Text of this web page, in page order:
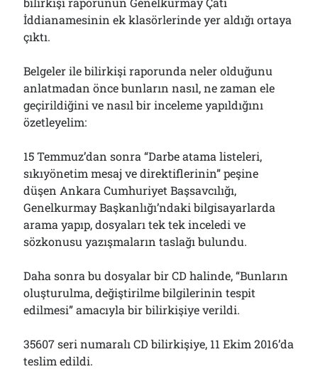
İddianamesinin ek klasörlerinde yer aldığı ortaya
çıktı.
Belgeler ile bilirkişi raporunda neler olduğunu
anlatmadan önce bunların nasıl, ne zaman ele
geçirildiğini ve nasıl bir inceleme yapıldığını
özetleyelim:
15 Temmuz’dan sonra “Darbe atama listeleri,
sıkıyönetim mesaj ve direktiflerinin” peşine
düşen Ankara Cumhuriyet Başsavcılığı,
Genelkurmay Başkanlığı’ndaki bilgisayarlarda
arama yapıp, dosyaları tek tek inceledi ve
sözkonusu yazışmaların taslağı bulundu.
Daha sonra bu dosyalar bir CD halinde, “Bunların
oluşturulma, değiştirilme bilgilerinin tespit
edilmesi” amacıyla bir bilirkişiye verildi.
35607 seri numaralı CD bilirkişiye, 11 Ekim 2016’da
teslim edildi.